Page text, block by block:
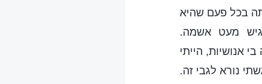
בכל פעם שהיא
מעט אשמה.
אנושיות, הייתי
נורא לגבי זה.